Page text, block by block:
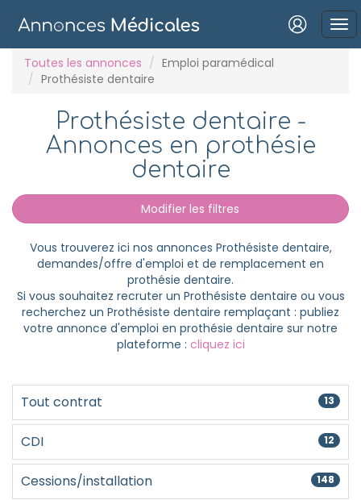
Connexion
Mot de passe oublié ?
Se connecter avec Facebook
Se connecter avec LinkedIn
Inscrivez-vous en un clic !
Toutes les annonces
Emploi paramédical
Prothésiste dentaire
Prothésiste dentaire -
Annonces en prothésie
dentaire
Modifier les filtres
Vous trouverez ici nos annonces Prothésiste dentaire,
demandes/offre d'emploi et de remplacement en
prothésie dentaire.
Si vous souhaitez recruter un Prothésiste dentaire ou vous
recherchez un Prothésiste dentaire remplaçant : publiez
votre annonce d'emploi en prothésie dentaire sur notre
plateforme : cliquez ici
Tout contrat 13
CDI 12
Cessions/installation 148